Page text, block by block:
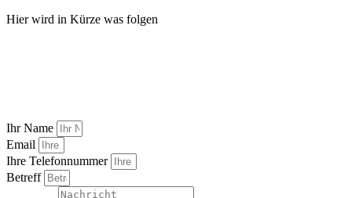
Hier wird in Kürze was folgen
Ihr Name
Email
Ihre Telefonnummer
Betreff